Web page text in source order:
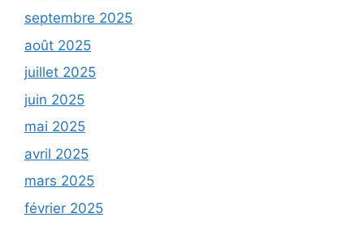
septembre 2025
août 2025
juillet 2025
juin 2025
mai 2025
avril 2025
mars 2025
février 2025